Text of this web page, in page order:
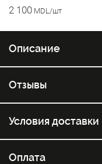
2 100 MDL/шт
Описание
Отзывы
Условия доставки
Оплата